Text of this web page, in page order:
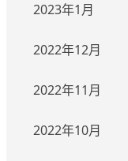
2023年1月
2022年12月
2022年11月
2022年10月